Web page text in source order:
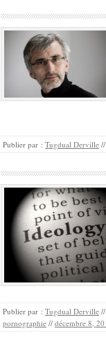
Publier par : Tugdual Derville //
Publier par : Tugdual Derville //
pornographie // décembre 8,